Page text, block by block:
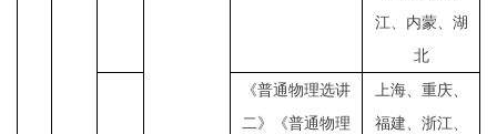
江、内蒙、湖
北
《普通物理选讲
二》《普通物理
上海、重庆、
福建、浙江、